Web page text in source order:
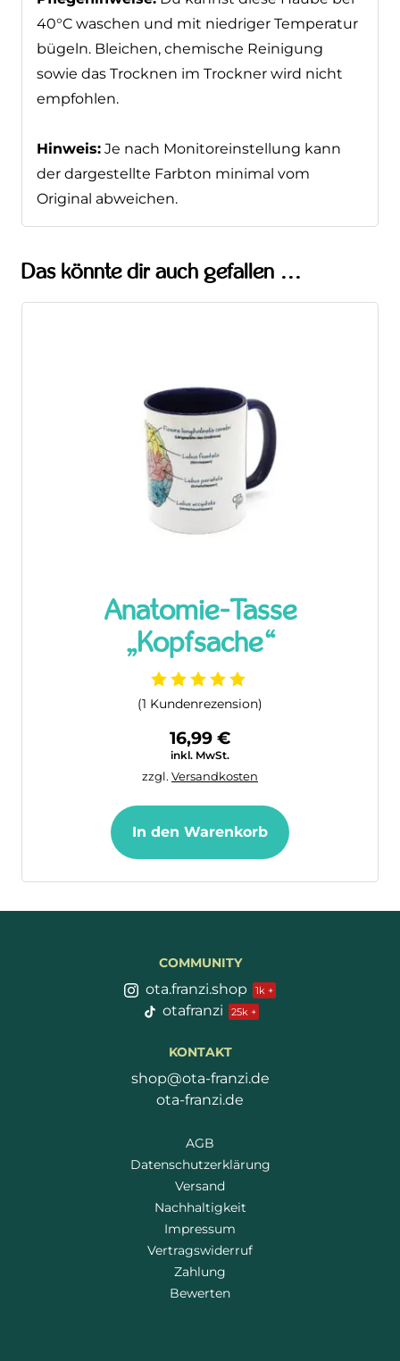
Pflegehinweise:
bei 40°C waschen und mit niedriger
Temperatur bügeln. Bleichen, chemische
wird nicht empfohlen.
Hinweis:
Je nach Monitoreinstellung kann
der dargestellte Farbton minimal vom
Original abweichen.
Das könnte dir auch gefallen …
Anatomie-Tasse
„Kopfsache“
1Kundenrezension)
16,99€
inkl. MwSt.
zzgl.Versandkosten
In den Warenkorb
COMMUNITY
ota.franzi.shop
otafranzi
AGB
Datenschutzerklärung
Versand
Nachhaltigkeit
Impressum
Vertragswiderruf
Zahlung
Bewerten
KONTAKT
shop@ota-franzi.de
ota-franzi.de
Jetzt ansehen